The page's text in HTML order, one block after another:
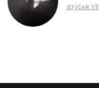
strýček